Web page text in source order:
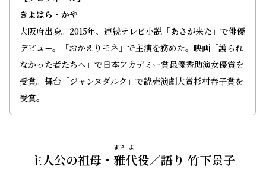
きよはら・かや
大阪府出身。2015年、連続テレビ小説「あさが来た」で俳優
デビュー。「おかえりモネ」で主演を務めた。映画「護られ
なかった者たちへ」で日本アカデミー賞最優秀助演女優賞を
受賞。舞台「ジャンヌダルク」で読売演劇大賞杉村春子賞を
受賞。
主人公の祖母・ 雅
まさ
代
よ
役／語り 竹下景子